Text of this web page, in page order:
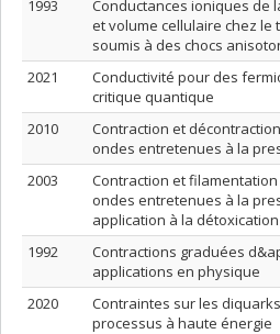
1993
Conductances ioniques de
et volume cellulaire chez le
soumis à des chocs
2021
Conductivité pour des
critique quantique
2010
Contraction et
ondes entretenues à la
2003
Contraction et
ondes entretenues à la
application à la
1992
Contractions graduées
applications en physique
2020
Contraintes sur les
processus à haute énergie